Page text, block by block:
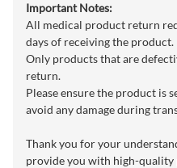
Important Notes:
All medical product return
days of receiving the product.
Only products that are
return.
Please ensure the product is
avoid any damage during
Thank you for your
provide you with high-quality